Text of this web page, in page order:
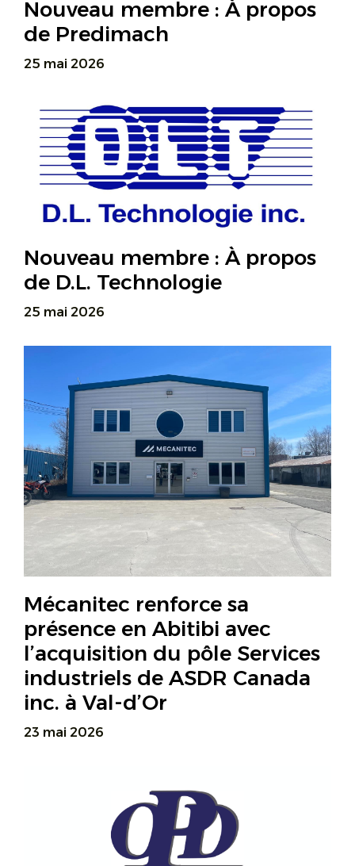
Nouveau membre : À propos
de Predimach
25 mai 2026
Nouveau membre : À propos
de D.L. Technologie
25 mai 2026
Mécanitec renforce sa
présence en Abitibi avec
l’acquisition du pôle Services
industriels de ASDR Canada
inc. à Val-d’Or
23 mai 2026